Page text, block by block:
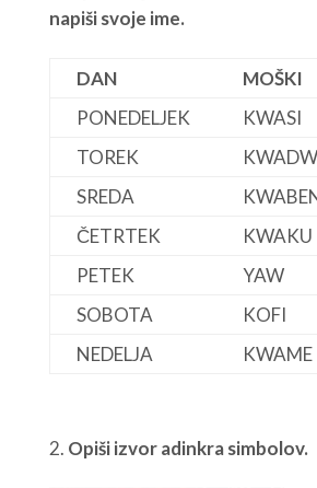
napiši svoje ime.
DAN MOŠKI
PONEDELJEK
KWASI
TOREK
SREDA
ČETRTEK
KWAKU
PETEK
YAW
SOBOTA
KOFI
NEDELJA
KWAME
Opiši izvor adinkra simbolov.